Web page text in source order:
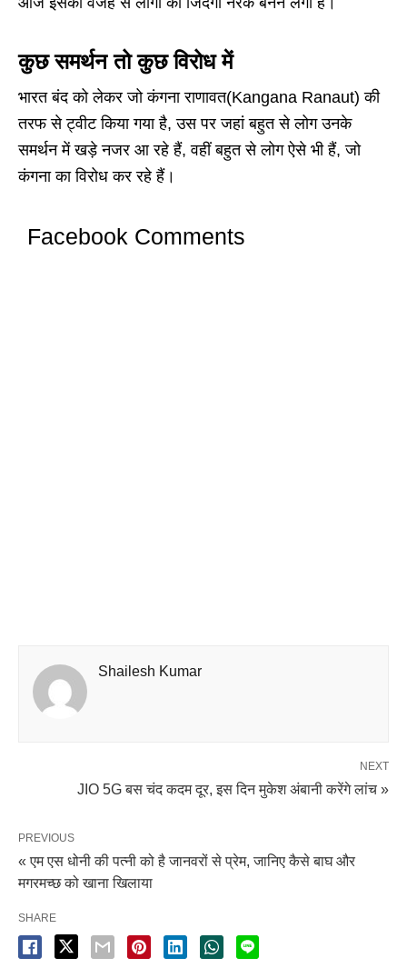
कुछ समर्थन तो कुछ विरोध में
भारत बंद को लेकर जो कंगना राणावत(Kangana Ranaut) की
तरफ से ट्वीट किया गया है, उस पर जहां बहुत से लोग उनके
समर्थन में खड़े नजर आ रहे हैं, वहीं बहुत से लोग ऐसे भी हैं, जो
कंगना का विरोध कर रहे हैं।
Facebook Comments
Shailesh Kumar
NEXT
JIO 5G बस चंद कदम दूर, इस दिन मुकेश अंबानी करेंगे लांच »
PREVIOUS
« एम एस धोनी की पत्नी को है जानवरों से प्रेम, जानिए कैसे बाघ और
मगरमच्छ को खाना खिलाया
SHARE